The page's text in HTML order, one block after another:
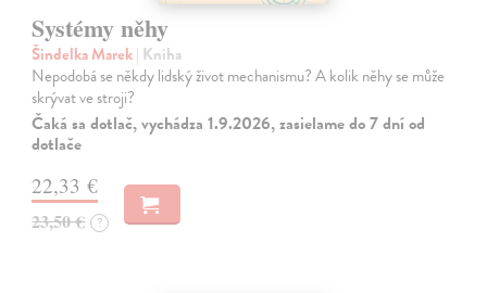
Systémy něhy
Šindelka Marek| Kniha
Nepodobá se někdy lidský život mechanismu? A kolik něhy se může
skrývat ve stroji?
Čaká sa dotlač, vychádza 1.9.2026, zasielame do 7 dní od
dotlače
22,33 €
23,50 € ?